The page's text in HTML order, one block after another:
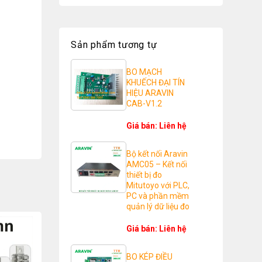
Sản phẩm tương tự
BO MẠCH
KHUẾCH ĐẠI TÍN
HIỆU ARAVIN
CAB-V1.2
Giá bán: Liên hệ
Bộ kết nối Aravin
AMC05 – Kết nối
thiết bị đo
Mitutoyo với PLC,
PC và phần mềm
quản lý dữ liệu đo
Giá bán: Liên hệ
BO KÉP ĐIỀU